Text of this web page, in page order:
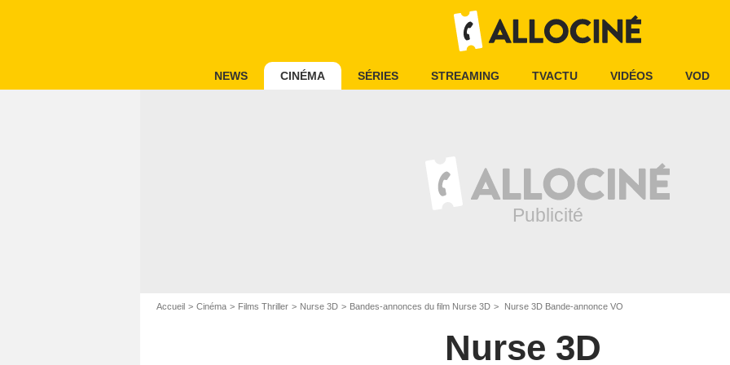
NEWS CINÉMA SÉRIES STREAMING TVACTU VIDÉOS VOD
Accueil Cinéma Films Thriller Nurse 3D Bandes-annonces du film Nurse 3D Nurse 3D Bande-annonce VO
Nurse 3D